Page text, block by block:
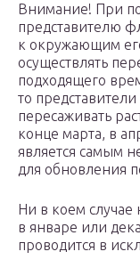
Внимание! При
представителю
к окружающим
осуществлять
подходящего
то
пересаживать
конце марта, в
является самым
для обновления
Ни в коем случае
в январе или
проводится в